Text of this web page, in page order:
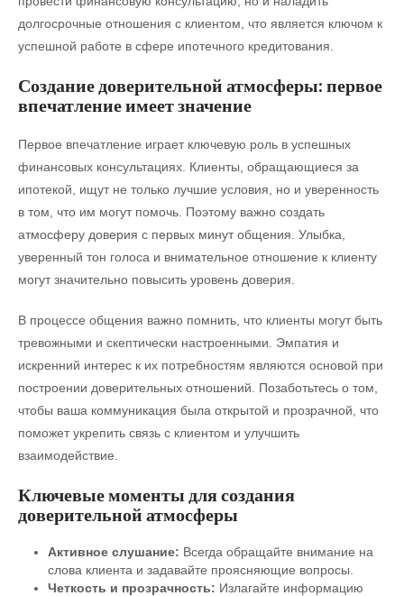
долгосрочные отношения с клиентом, что является ключом к
успешной работе в сфере ипотечного кредитования.
Создание доверительной атмосферы: первое
впечатление имеет значение
Первое впечатление играет ключевую роль в успешных
финансовых консультациях. Клиенты, обращающиеся за
ипотекой, ищут не только лучшие условия, но и уверенность
в том, что им могут помочь. Поэтому важно создать
атмосферу доверия с первых минут общения. Улыбка,
уверенный тон голоса и внимательное отношение к клиенту
могут значительно повысить уровень доверия.
В процессе общения важно помнить, что клиенты могут быть
тревожными и скептически настроенными. Эмпатия и
искренний интерес к их потребностям являются основой при
построении доверительных отношений. Позаботьтесь о том,
чтобы ваша коммуникация была открытой и прозрачной, что
поможет укрепить связь с клиентом и улучшить
взаимодействие.
Ключевые моменты для создания
доверительной атмосферы
Активное слушание: Всегда обращайте внимание на
слова клиента и задавайте проясняющие вопросы.
Четкость и прозрачность: Излагайте информацию